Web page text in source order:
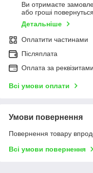
Ви отримаєте
або гроші
Детальніше
Оплатити частинами
Післяплата
Оплата за реквізитами
Всі умови оплати
Умови повернення
Повернення товару
Всі умови повернення